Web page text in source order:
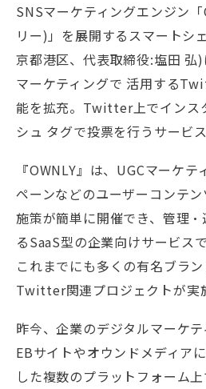
SNSマーケティングエンジン
リー)」を展開するスマートシ
京都港区、代表取締役:塩田 弘
マーケティングで 活用する
能を拡充。Twitter上でインス
シュ タグで投票を行うサービ
『OWNLY』は、UGCマーケ
ペーンなどのユーザーコンテ
施策が簡単に開催でき、管理
るSaaS型の企業向けサービスで
これまでにも多くの有名ブラ
Twitter関連プロジェクトが実
昨今、企業のデジタルマーケ
EBサイトやオウンドメディア
した複数のプラットフォーム